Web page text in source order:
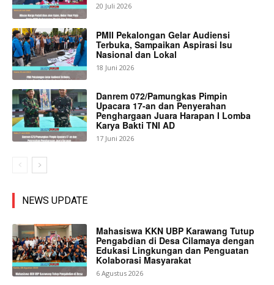
20 Juli 2026
PMII Pekalongan Gelar Audiensi
Terbuka, Sampaikan Aspirasi Isu
Nasional dan Lokal
18 Juni 2026
Danrem 072/Pamungkas Pimpin
Upacara 17-an dan Penyerahan
Penghargaan Juara Harapan I Lomba
Karya Bakti TNI AD
17 Juni 2026
NEWS UPDATE
Mahasiswa KKN UBP Karawang Tutup
Pengabdian di Desa Cilamaya dengan
Edukasi Lingkungan dan Penguatan
Kolaborasi Masyarakat
6 Agustus 2026